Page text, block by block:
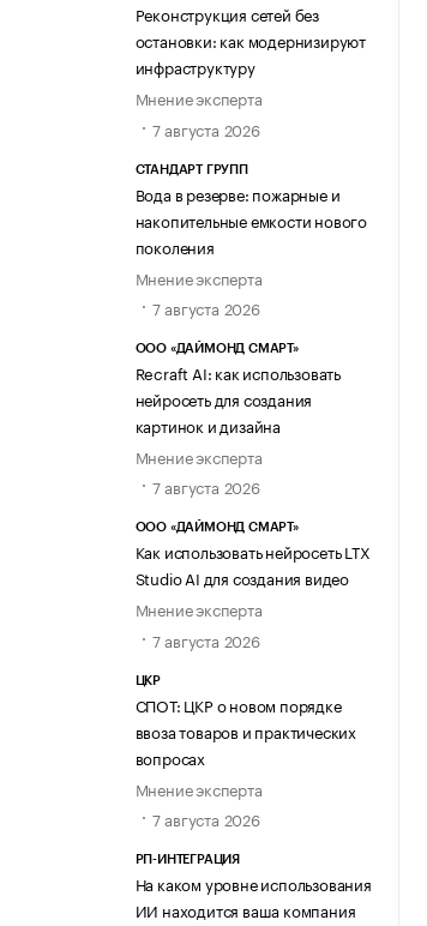
Реконструкция сетей без
остановки: как модернизируют
инфраструктуру
Мнение эксперта
7 августа 2026
СТАНДАРТ ГРУПП
Вода в резерве: пожарные и
накопительные емкости нового
поколения
Мнение эксперта
7 августа 2026
ООО «ДАЙМОНД СМАРТ»
Recraft AI: как использовать
нейросеть для создания
картинок и дизайна
Мнение эксперта
7 августа 2026
ООО «ДАЙМОНД СМАРТ»
Как использовать нейросеть LTX
Studio AI для создания видео
Мнение эксперта
7 августа 2026
ЦКР
СПОТ: ЦКР о новом порядке
ввоза товаров и практических
вопросах
Мнение эксперта
7 августа 2026
РП-ИНТЕГРАЦИЯ
На каком уровне использования
ИИ находится ваша компания